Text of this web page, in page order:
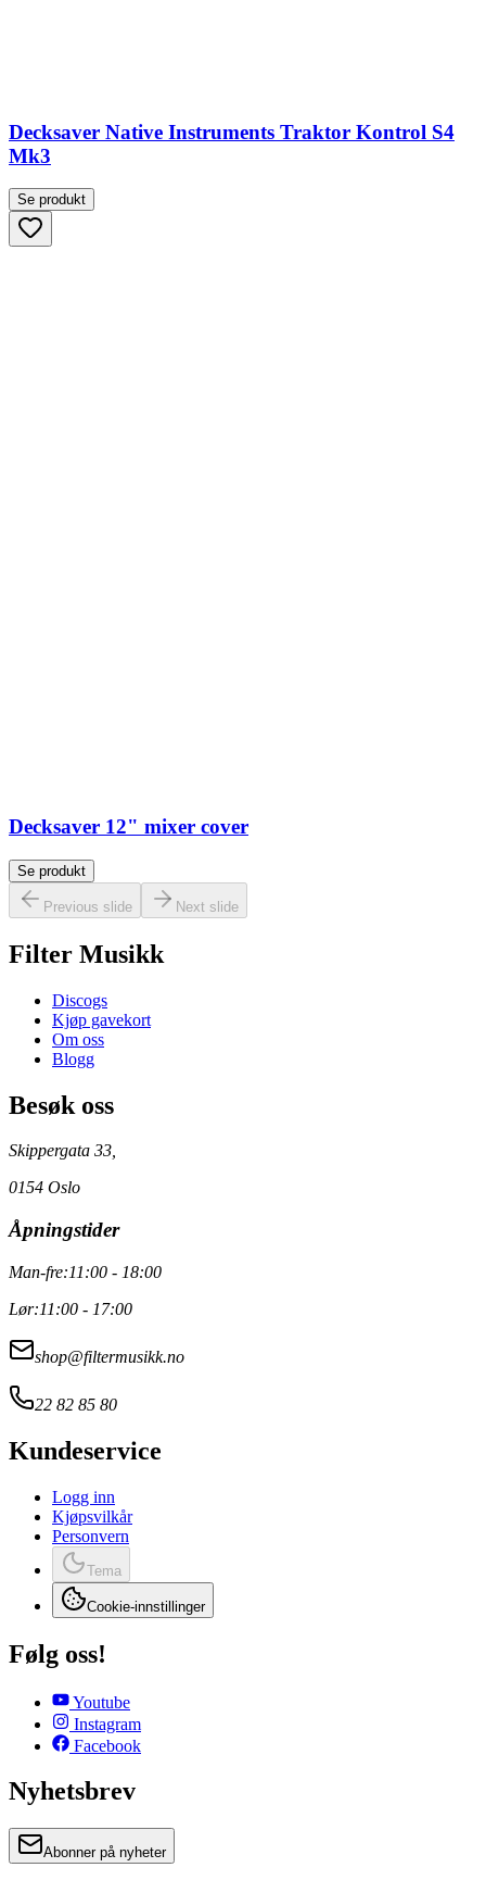
Decksaver Native Instruments Traktor Kontrol S4
Mk3
Se produkt
Decksaver 12" mixer cover
Se produkt
Previous slide Next slide
Filter Musikk
Discogs
Kjøp gavekort
Om oss
Blogg
Besøk oss
Skippergata 33,
0154 Oslo
Åpningstider
Man-fre:11:00 - 18:00
Lør:11:00 - 17:00
shop@filtermusikk.no
22 82 85 80
Kundeservice
Logg inn
Kjøpsvilkår
Personvern
Tema
Cookie-innstillinger
Følg oss!
Youtube
Instagram
Facebook
Nyhetsbrev
Abonner på nyheter